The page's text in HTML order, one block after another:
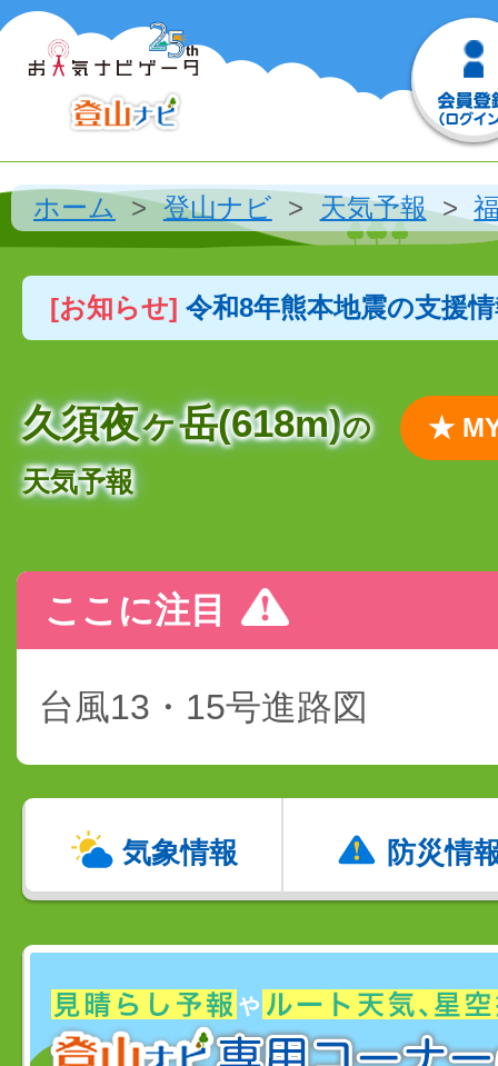
ホーム 登山ナビ 天気予報
[お知らせ] 令和8年熊本地震の支援
久須夜ヶ岳(618m)の
天気予報
★
ここに注目
台風13・15号進路図
気象情報 防災情